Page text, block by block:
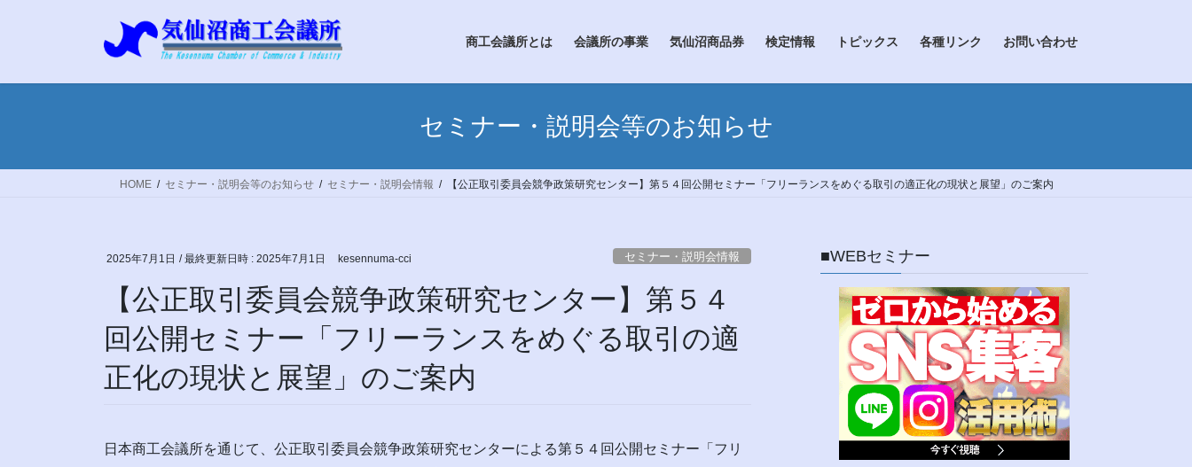
商工会議所とは 会議所の事業 気仙沼商品券 検定情報 トピックス 各種リンク お問い合わせ
セミナー・説明会等のお知らせ
HOME セミナー・説明会等のお知らせ セミナー・説明会情報 【公正取引委員会競争政策研究センター】第５４回公開セミナー「フリーランスをめぐる取引の適正化の現状と展望」のご案内
2025年7月1日 / 最終更新日時 : 2025年7月1日 kesennuma-cci セミナー・説明会情報
【公正取引委員会競争政策研究センター】第５４
回公開セミナー「フリーランスをめぐる取引の適
正化の現状と展望」のご案内
日本商工会議所を通じて、公正取引委員会競争政策研究センターによる第５４回公開セミナー「フリ
■WEBセミナー